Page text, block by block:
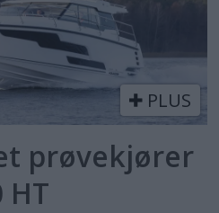
PLUS
prøvekjører
HT